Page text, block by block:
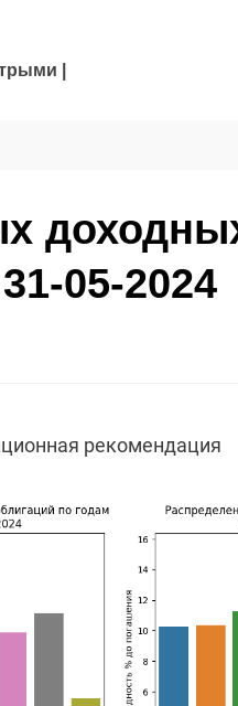
|
05-2024
рекомендация